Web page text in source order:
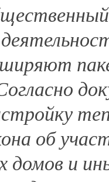
об
домов и